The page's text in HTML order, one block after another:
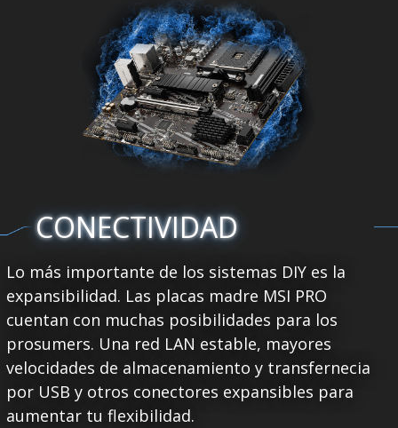
CONECTIVIDAD
Lo más importante de los sistemas DIY es la
expansibilidad. Las placas madre MSI PRO
cuentan con muchas posibilidades para los
prosumers. Una red LAN estable, mayores
velocidades de almacenamiento y transfernecia
por USB y otros conectores expansibles para
aumentar tu flexibilidad.